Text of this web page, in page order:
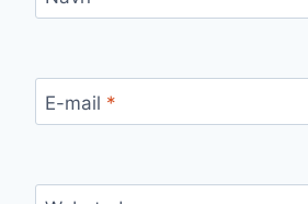
E-mail *